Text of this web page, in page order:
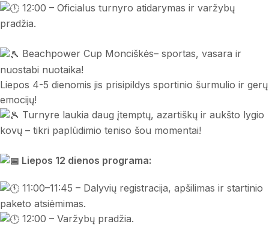
12:00 – Oficialus turnyro atidarymas ir varžybų
pradžia.
Beachpower Cup Monciškės– sportas, vasara ir
nuostabi nuotaika!
Liepos 4-5 dienomis jis prisipildys sportinio šurmulio ir gerų
emocijų!
Turnyre laukia daug įtemptų, azartiškų ir aukšto lygio
kovų – tikri paplūdimio teniso šou momentai!
Liepos 12 dienos programa:
11:00–11:45 – Dalyvių registracija, apšilimas ir startinio
paketo atsiėmimas.
12:00 – Varžybų pradžia.